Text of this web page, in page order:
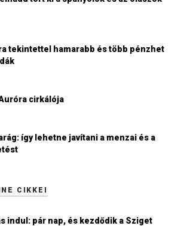
tekintettel hamarabb és több pénzhet
cirkálója
így lehetne javítani a menzai és a
CIKKEI
indul: pár nap, és kezdődik a Sziget